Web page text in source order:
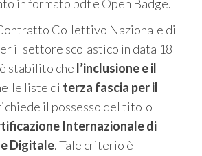
in formato pdf e Open Badge.
Collettivo Nazionale di
il settore scolastico in data 18
stabilito che l’inclusione e il
liste di terza fascia per il
il possesso del titolo
Internazionale di
Digitale. Tale criterio è